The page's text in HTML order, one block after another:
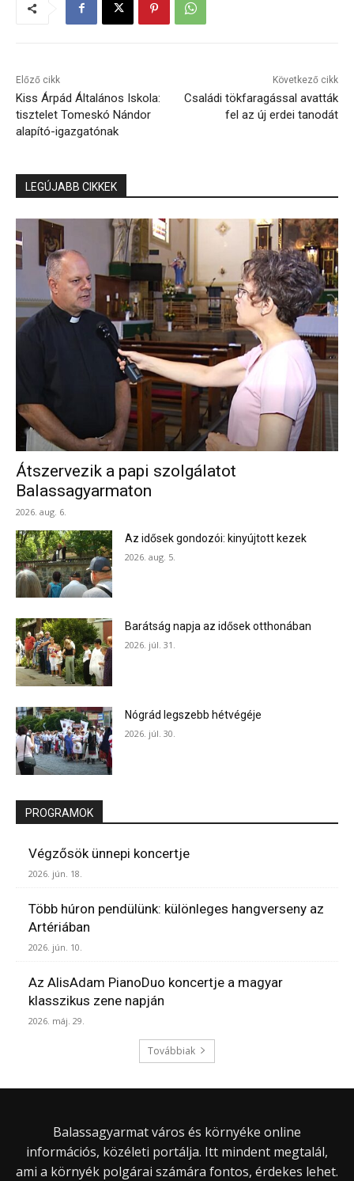
Előző cikk
Kiss Árpád Általános Iskola:
tisztelet Tomeskó Nándor
alapító-igazgatónak
Következő cikk
Családi tökfaragással avatták
fel az új erdei tanodát
LEGÚJABB CIKKEK
Átszervezik a papi szolgálatot
Balassagyarmaton
2026. aug. 6.
Az idősek gondozói: kinyújtott kezek
2026. aug. 5.
Barátság napja az idősek otthonában
2026. júl. 31.
Nógrád legszebb hétvégéje
2026. júl. 30.
PROGRAMOK
Végzősök ünnepi koncertje
2026. jún. 18.
Több húron pendülünk: különleges hangverseny az
Artériában
2026. jún. 10.
Az AlisAdam PianoDuo koncertje a magyar
klasszikus zene napján
2026. máj. 29.
Továbbiak
Balassagyarmat város és környéke online
információs, közéleti portálja. Itt mindent megtalál,
ami a környék polgárai számára fontos, érdekes lehet.